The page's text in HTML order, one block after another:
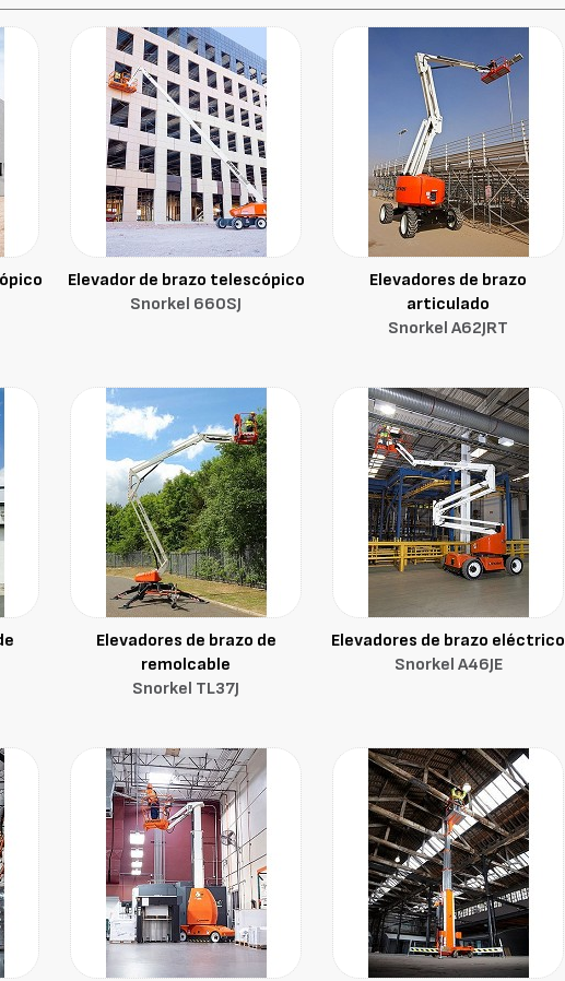
Elevador de brazo telescópico
Snorkel 660SJ
Elevadores de brazo
articulado
Snorkel A62JRT
Elevadores de brazo de
remolcable
Snorkel TL37J
Elevadores de brazo eléctrico
Snorkel A46JE